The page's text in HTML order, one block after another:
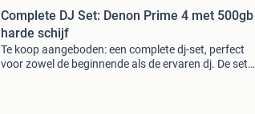
Complete DJ Set: Denon Prime 4 met 500gb
harde schijf
Te koop aangeboden: een complete dj-set, perfect
voor zowel de beginnende als de ervaren dj. De set